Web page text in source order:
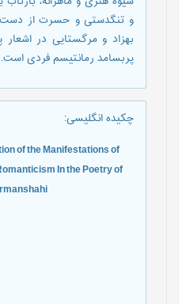
و تنگدستی و حسرت از دست
بهزاد و مرگ­ستایی در اشعار
پربسامد رمانتیسم فردی است.
چکیده انگلیسی:
of the Manifestations of
In the Poetry of